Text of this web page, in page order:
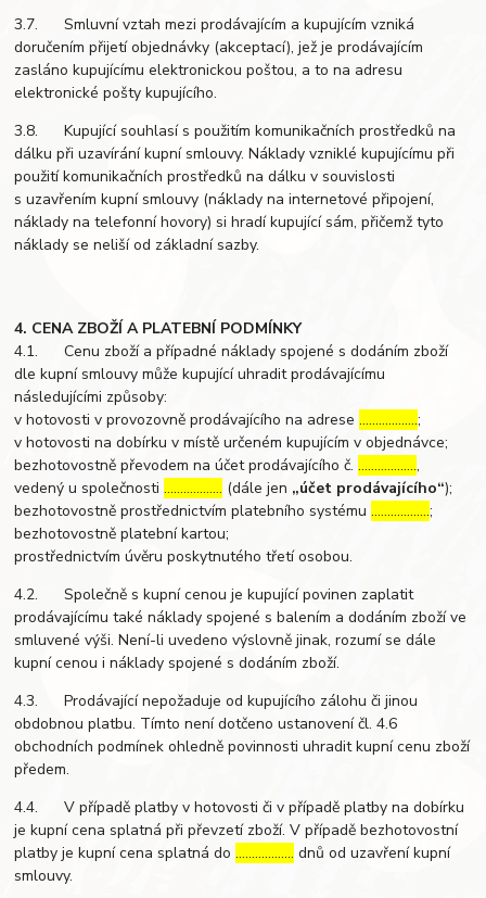
3.7. Smluvní vztah mezi prodávajícím a kupujícím vzniká
doručením přijetí objednávky (akceptací), jež je prodávajícím
zasláno kupujícímu elektronickou poštou, a to na adresu
elektronické pošty kupujícího.
3.8. Kupující souhlasí s použitím komunikačních prostředků na
dálku při uzavírání kupní smlouvy. Náklady vzniklé kupujícímu při
použití komunikačních prostředků na dálku v souvislosti
s uzavřením kupní smlouvy (náklady na internetové připojení,
náklady na telefonní hovory) si hradí kupující sám, přičemž tyto
náklady se neliší od základní sazby.
4. CENA ZBOŽÍ A PLATEBNÍ PODMÍNKY
4.1. Cenu zboží a případné náklady spojené s dodáním zboží
dle kupní smlouvy může kupující uhradit prodávajícímu
následujícími způsoby:
v hotovosti v provozovně prodávajícího na adrese………………;
v hotovosti na dobírku v místě určeném kupujícím v objednávce;
bezhotovostně převodem na účet prodávajícího č.………………,
vedený u společnosti……………… (dále jen „účet prodávajícího“);
bezhotovostně prostřednictvím platebního systému………………;
bezhotovostně platební kartou;
prostřednictvím úvěru poskytnutého třetí osobou.
4.2. Společně s kupní cenou je kupující povinen zaplatit
prodávajícímu také náklady spojené s balením a dodáním zboží ve
smluvené výši. Není-li uvedeno výslovně jinak, rozumí se dále
kupní cenou i náklady spojené s dodáním zboží.
4.3. Prodávající nepožaduje od kupujícího zálohu či jinou
obdobnou platbu. Tímto není dotčeno ustanovení čl. 4.6
obchodních podmínek ohledně povinnosti uhradit kupní cenu zboží
předem.
4.4. V případě platby v hotovosti či v případě platby na dobírku
je kupní cena splatná při převzetí zboží. V případě bezhotovostní
platby je kupní cena splatná do……………… dnů od uzavření kupní
smlouvy.